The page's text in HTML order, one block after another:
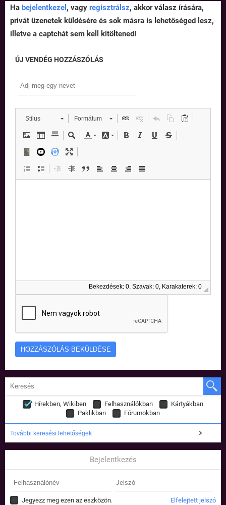
Ha bejelentkezel , vagy regisztrálsz, akkor válasz írására,
privát üzenetek küldésére és sok másra is lehetőséged lesz,
illetve a captchát sem kell kitöltened!
ÚJ VENDÉG HOZZÁSZÓLÁS
Stílus Formátum
Bekezdések: 0, Szavak: 0, Karakaterek: 0
Hírekben, Wikiben Felhasználókban
Kártyákban
Paklikban
Fórumokban
További keresési lehetőségek
Bejelentkezés
Jegyezz meg ezen az eszközön. Elfelejtett jelszó